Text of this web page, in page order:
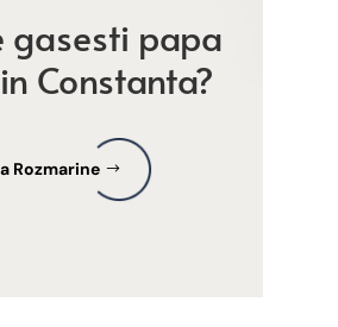
gasesti papa
Constanta?
Rozmarine